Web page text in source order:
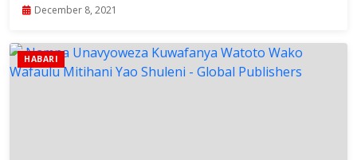
December 8, 2021
HABARI